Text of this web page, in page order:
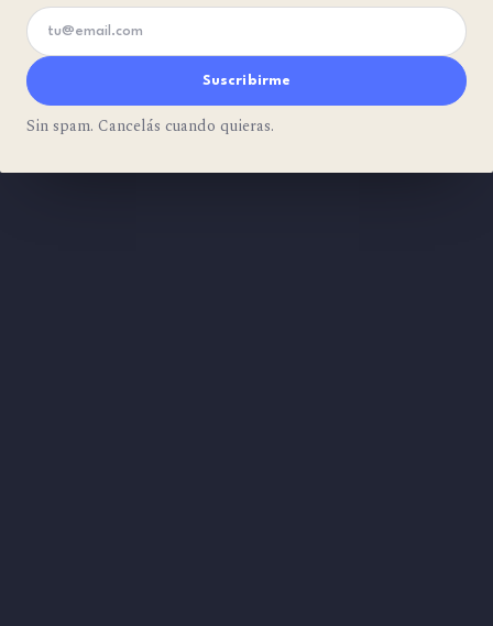
Tu email
Suscribirme
Sin spam. Cancelás cuando quieras.